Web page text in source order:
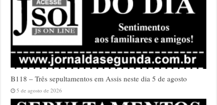
B118 – Três sepultamentos em Assis neste dia 5 de agosto
5 de agosto de 2026